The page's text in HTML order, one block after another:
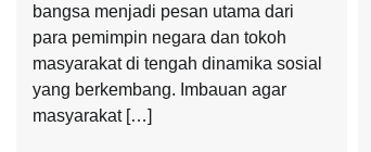
bangsa menjadi pesan utama dari
para pemimpin negara dan tokoh
masyarakat di tengah dinamika sosial
yang berkembang. Imbauan agar
masyarakat […]